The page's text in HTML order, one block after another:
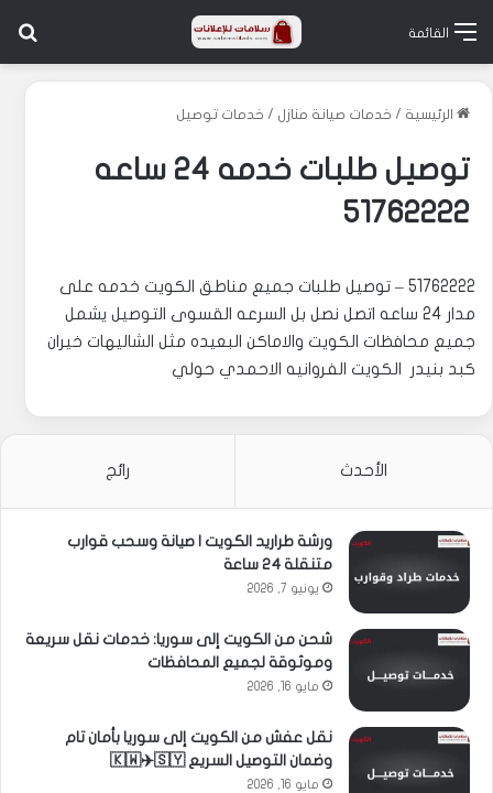
القائمة
الرئيسية / خدمات صيانة منازل / خدمات توصيل
توصيل طلبات خدمه 24 ساعه
51762222
51762222 – توصيل طلبات جميع مناطق الكويت خدمه على
مدار 24 ساعه اتصل نصل بل السرعه القسوى التوصيل يشمل
جميع محافظات الكويت والاماكن البعيده مثل الشاليهات خيران
كبد بنيدر الكويت الفروانيه الاحمدي حولي
الأحدث رائج
ورشة طراريد الكويت | صيانة وسحب قوارب
متنقلة 24 ساعة
يونيو 7, 2026
شحن من الكويت إلى سوريا: خدمات نقل سريعة
وموثوقة لجميع المحافظات
مايو 16, 2026
نقل عفش من الكويت إلى سوريا بأمان تام
وضمان التوصيل السريع 🇰🇼✈️🇸🇾
مايو 16, 2026